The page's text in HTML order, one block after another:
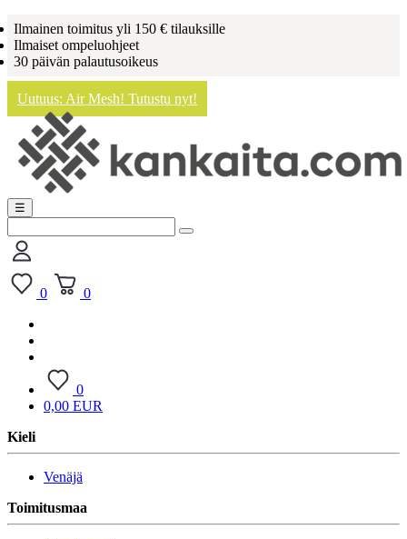
Ilmainen toimitus yli 150 € tilauksille
Ilmaiset ompeluohjeet
30 päivän palautusoikeus
Uutuus: Air Mesh! Tutustu nyt!
☰
0 0
0
0,00 EUR
Kieli
Venäjä
Toimitusmaa